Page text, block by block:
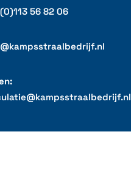
56 82 06